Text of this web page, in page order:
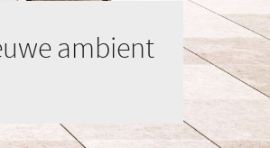
ambient